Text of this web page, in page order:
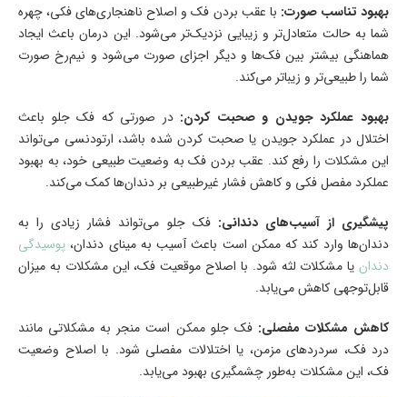
بهبود تناسب صورت: با عقب بردن فک و اصلاح ناهنجاری‌های فکی، چهره
شما به حالت متعادل‌تر و زیبایی نزدیک‌تر می‌شود. این درمان باعث ایجاد
هماهنگی بیشتر بین فک‌ها و دیگر اجزای صورت می‌شود و نیم‌رخ صورت
شما را طبیعی‌تر و زیباتر می‌کند.
بهبود عملکرد جویدن و صحبت کردن: در صورتی که فک جلو باعث
اختلال در عملکرد جویدن یا صحبت کردن شده باشد، ارتودنسی می‌تواند
این مشکلات را رفع کند. عقب بردن فک به وضعیت طبیعی خود، به بهبود
عملکرد مفصل فکی و کاهش فشار غیرطبیعی بر دندان‌ها کمک می‌کند.
پیشگیری از آسیب‌های دندانی: فک جلو می‌تواند فشار زیادی را به
دندان‌ها وارد کند که ممکن است باعث آسیب به مینای دندان، پوسیدگی
دندان یا مشکلات لثه شود. با اصلاح موقعیت فک، این مشکلات به میزان
قابل‌توجهی کاهش می‌یابد.
کاهش مشکلات مفصلی: فک جلو ممکن است منجر به مشکلاتی مانند
درد فک، سردردهای مزمن، یا اختلالات مفصلی شود. با اصلاح وضعیت
فک، این مشکلات به‌طور چشمگیری بهبود می‌یابد.